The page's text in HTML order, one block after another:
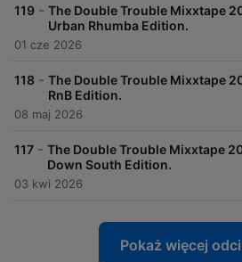
119 - The Double Trouble Mixxtape
Urban Rhumba Edition.
01 cze 2026
118 - The Double Trouble Mixxtape
RnB Edition.
08 maj 2026
117 - The Double Trouble Mixxtape
Down South Edition.
03 kwi 2026
Pokaż więcej